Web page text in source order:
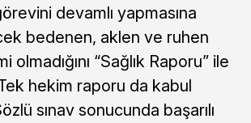
devamlı yapmasına
bedenen, aklen ve ruhen
olmadığını “Sağlık Raporu” ile
hekim raporu da kabul
sınav sonucunda başarılı